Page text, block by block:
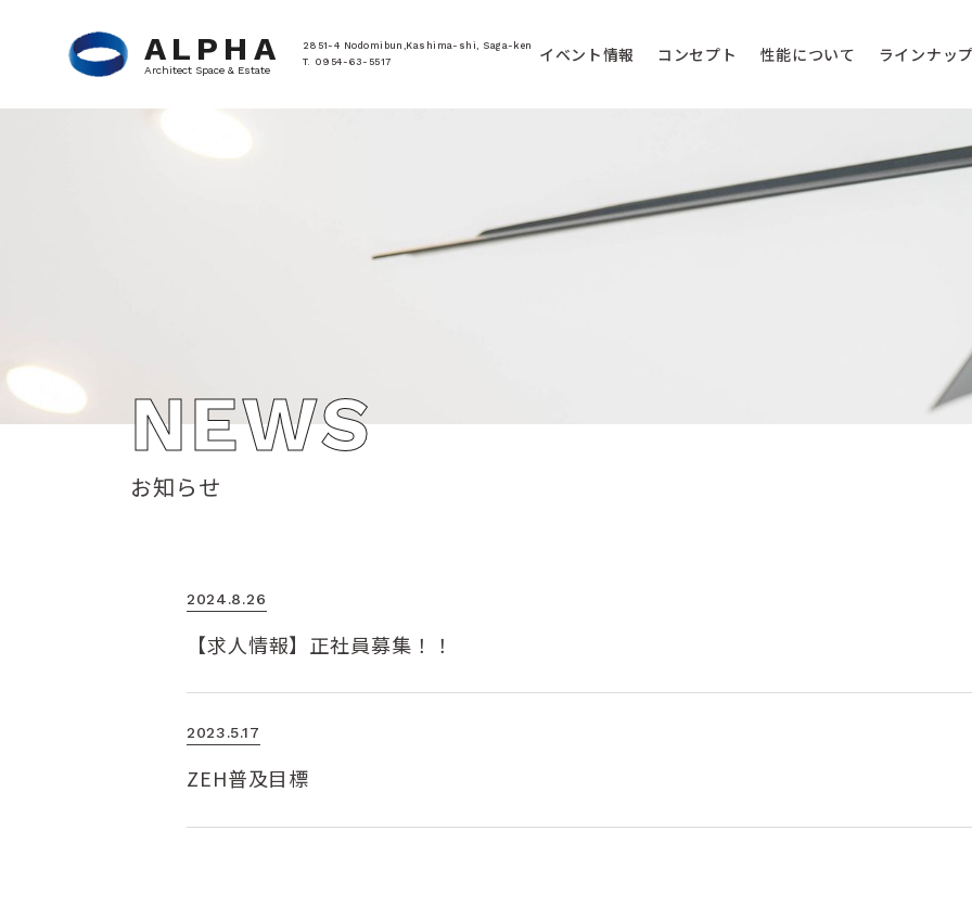
ALPHA
Architect Space & Estate
2851-4 Nodomibun,Kashima-shi, Saga-ken
T. 0954-63-5517
イベント情報 コンセプト 性能について ラインナップ
NEWS
お知らせ
2024.8.26
【求人情報】正社員募集！！
2023.5.17
ZEH普及目標